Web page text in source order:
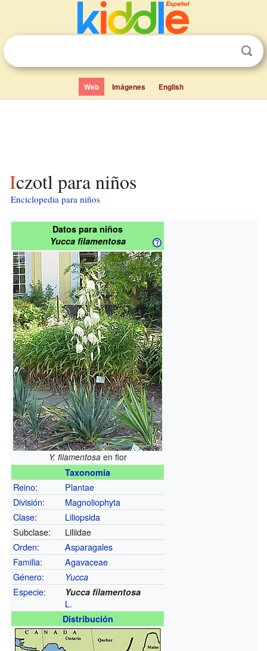
Web Imágenes English
Iczotl para niños
Enciclopedia para niños
Datos para niños
Yucca filamentosa
Y. filamentosa en flor
Taxonomía
Reino:
Plantae
División:
Magnoliophyta
Clase:
Liliopsida
Subclase:
Liliidae
Orden:
Asparagales
Familia:
Agavaceae
Género: Yucca
Especie: Yucca filamentosa
L.
Distribución